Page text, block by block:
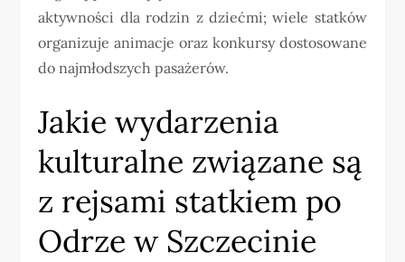
aktywności dla rodzin z dziećmi; wiele statków
organizuje animacje oraz konkursy dostosowane
do najmłodszych pasażerów.
Jakie wydarzenia
kulturalne związane są
z rejsami statkiem po
Odrze w Szczecinie